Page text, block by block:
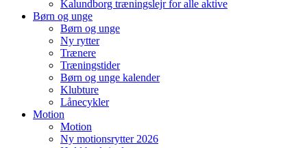
Kalundborg træningslejr for alle aktive
Børn og unge
Børn og unge
Ny rytter
Trænere
Træningstider
Børn og unge kalender
Klubture
Lånecykler
Motion
Motion
Ny motionsrytter 2026